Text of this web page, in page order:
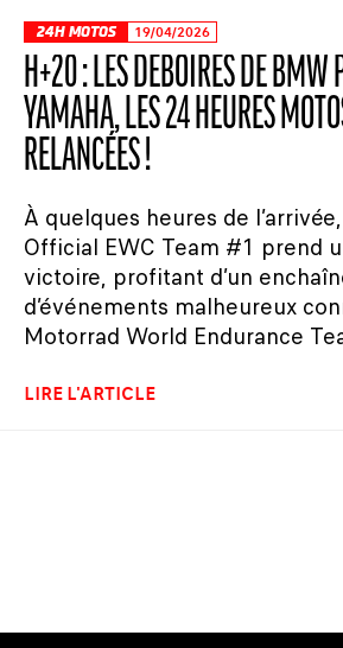
24H MOTOS 19/04/2026
H+20 : LES DÉBOIRES DE BMW
YAMAHA, LES 24 HEURES
RELANCÉES !
À quelques heures de
Official EWC Team #1 prend
victoire, profitant d’un
d’événements malheureux
Motorrad World Endurance
LIRE L'ARTICLE